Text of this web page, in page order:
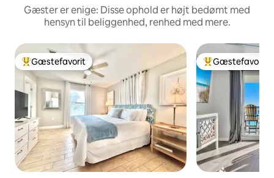
Gæster er enige: Disse ophold er højt bedømt med
hensyn til beliggenhed, renhed med mere.
Bedste gæstefavorit
Gæstefavorit Bedste
Gæstefavorit